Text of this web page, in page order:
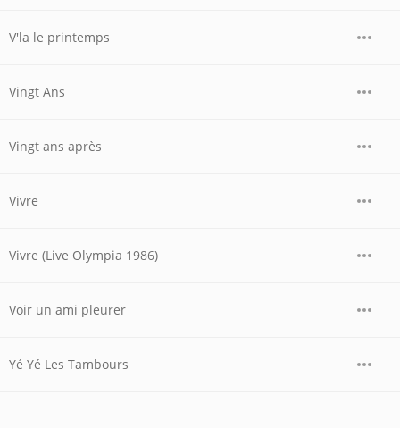
V'la le printemps
Vingt Ans
Vingt ans après
Vivre
Vivre (Live Olympia 1986)
Voir un ami pleurer
Yé Yé Les Tambours